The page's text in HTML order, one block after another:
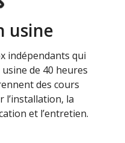
usine
indépendants qui
de 40 heures
des cours
l’installation, la
et l’entretien.